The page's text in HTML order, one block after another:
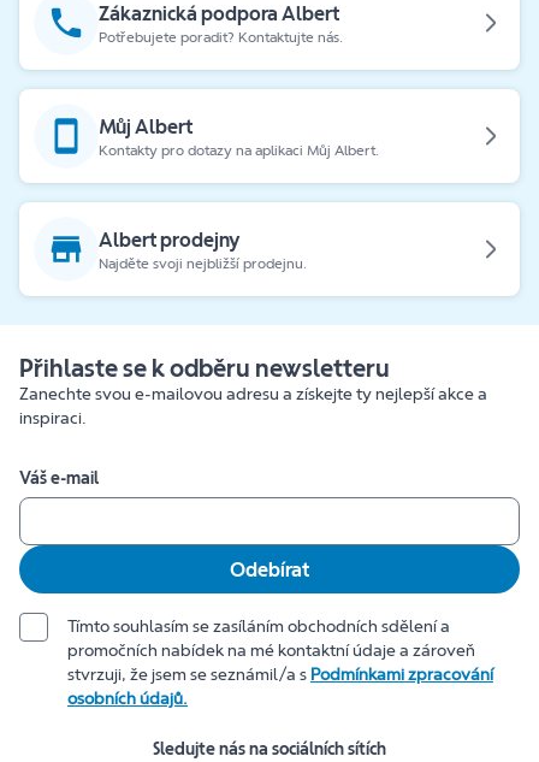
Zákaznická podpora Albert
Potřebujete poradit? Kontaktujte nás.
Můj Albert
Kontakty pro dotazy na aplikaci Můj Albert.
Albert prodejny
Najděte svoji nejbližší prodejnu.
Přihlaste se k odběru newsletteru
Zanechte svou e-mailovou adresu a získejte ty nejlepší akce a
inspiraci.
Váš e-mail
Odebírat
Tímto souhlasím se zasíláním obchodních sdělení a
promočních nabídek na mé kontaktní údaje a zároveň
stvrzuji, že jsem se seznámil/a s Podmínkami zpracování
osobních údajů.
Sledujte nás na sociálních sítích